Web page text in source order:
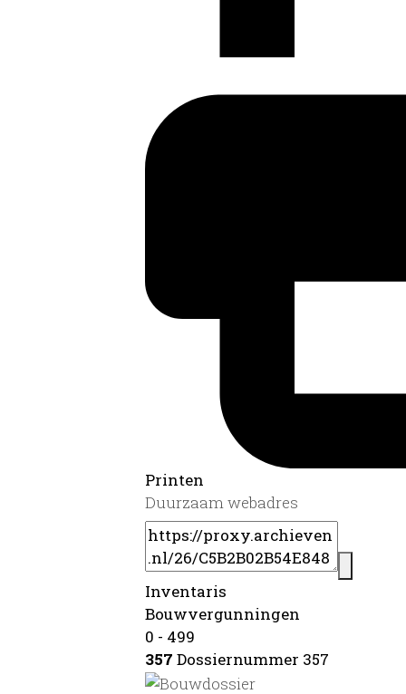
Printen
Duurzaam webadres
Inventaris
Bouwvergunningen
0 - 499
357 Dossiernummer 357